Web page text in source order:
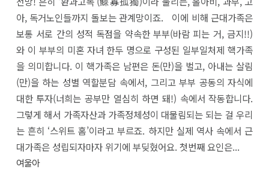
아, 독거노인들까지 돌보는 관계망이죠. 이에 비해 근대가족은
보통 서로 간의 성적 독점을 약속한 부부(바람 피는 거, 금지!!)
와 이 부부의 미혼 자녀 한두 명으로 구성된 일부일처제 핵가족
을 의미합니다. 이 핵가족은 남편은 돈(만)을 벌고, 아내는 살림
(만)을 하는 성별 역할분담 속에서, 그리고 부부 공동의 자식에
대한 투자(너희는 공부만 열심히 하면 돼!) 속에서 작동합니다.
그렇게 해서 가족자산과 가족정체성이 대물림되는 되는 걸 우리
는 흔히 ‘스위트 홈’이라고 부르죠. 하지만 실제 역사 속에서 근
대가족은 성립되자마자 위기에 부딪혔어요. 첫번째 요인은...
여울아